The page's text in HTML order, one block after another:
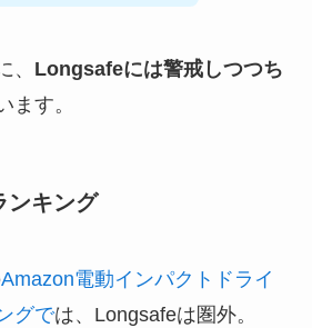
、 Longsafeには警戒しつつち
ます。
ンキング
Amazon電動インパクトドライ
グでは、Longsafeは圏外。